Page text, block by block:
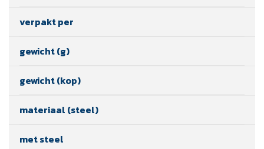
verpakt per
gewicht (g)
gewicht (kop)
materiaal (steel)
met steel